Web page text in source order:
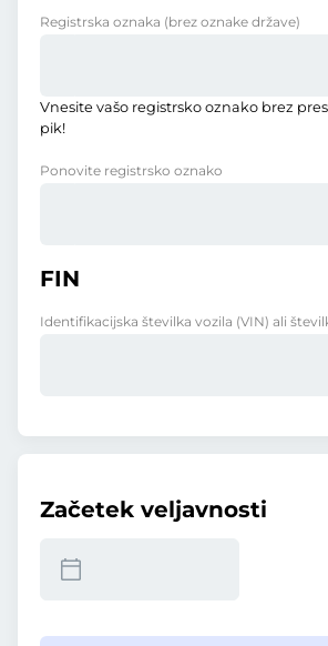
Registrska oznaka (brez oznake države)
Vnesite vašo registrsko oznako brez
pik!
Ponovite registrsko oznako
FIN
Identifikacijska številka vozila (VIN) ali
Začetek veljavnosti